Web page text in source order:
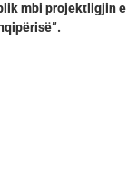
mbi projektligjin e